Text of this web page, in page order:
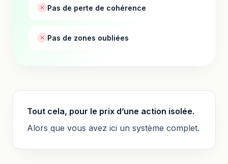
Pas de perte de cohérence
Pas de zones oubliées
Tout cela, pour le prix d’une action isolée.
Alors que vous avez ici un système complet.